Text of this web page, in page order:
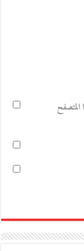
المتصفح